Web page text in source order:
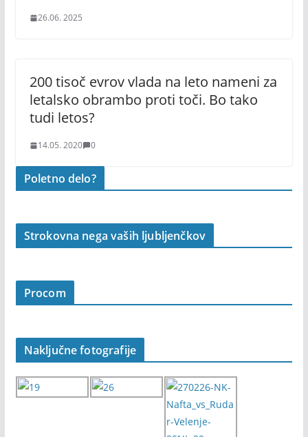
26.06. 2025
200 tisoč evrov vlada na leto nameni za
letalsko obrambo proti toči. Bo tako
tudi letos?
14.05. 2020 0
Poletno delo?
Strokovna nega vaših ljubljenčkov
Procom
Naključne fotografije